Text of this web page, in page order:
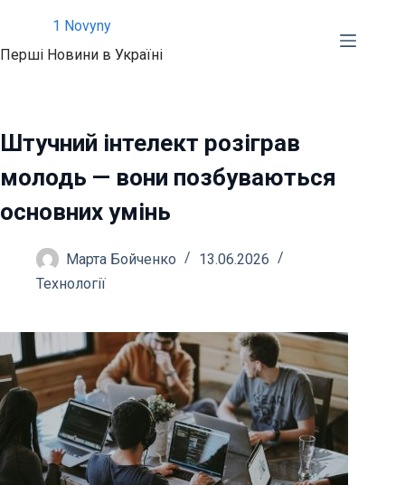
вмісту
1 Novyny
Перші Новини в Україні
Штучний інтелект розіграв
молодь — вони позбуваються
основних умінь
Марта Бойченко
13.06.2026
Технології